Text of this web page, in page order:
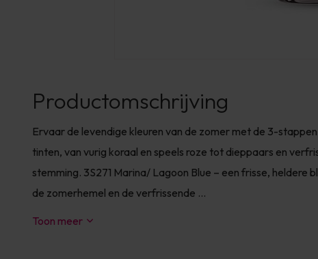
Productomschrijving
Ervaar de levendige kleuren van de zomer met de 3-
tinten, van vurig koraal en speels roze tot dieppaars en
stemming. 3S271 Marina/ Lagoon Blue – een frisse, heldere
de zomerhemel en de verfrissende ...
Toon meer